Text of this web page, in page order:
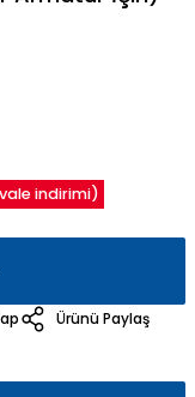
indirimi)
Ürünü Paylaş